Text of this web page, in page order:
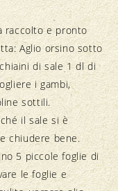
raccolto e pronto
Aglio orsino sotto
di sale 1 dl di
i gambi,
sottili.
il sale si è
chiudere bene.
5 piccole foglie di
le foglie e